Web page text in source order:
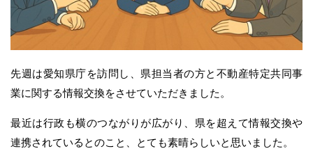
先週は愛知県庁を訪問し、県担当者の方と不動産特定共同事
業に関する情報交換をさせていただきました。
最近は行政も横のつながりが広がり、県を超えて情報交換や
連携されているとのこと、とても素晴らしいと思いました。